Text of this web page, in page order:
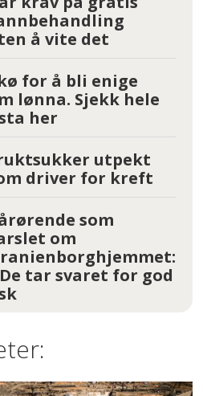
å vite det
for å bli enige
lønna. Sjekk hele
her
utpekt
driver for kreft
som
om
tar svaret for god